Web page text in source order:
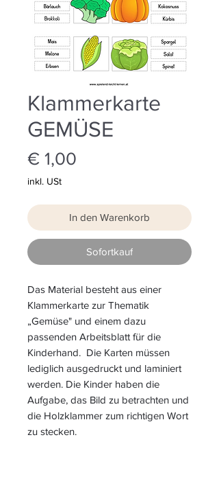
Klammerkarte
GEMÜSE
€ 1,00
inkl. USt
In den Warenkorb
Sofortkauf
Das Material besteht aus einer
Klammerkarte zur Thematik
„Gemüse" und einem dazu
passenden Arbeitsblatt für die
Kinderhand. Die Karten müssen
lediglich ausgedruckt und laminiert
werden. Die Kinder haben die
Aufgabe, das Bild zu betrachten und
die Holzklammer zum richtigen Wort
zu stecken.